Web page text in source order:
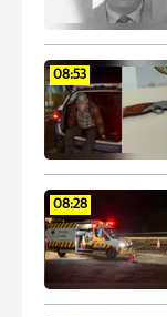
08:53
08:28